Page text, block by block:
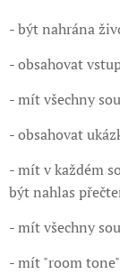
- být nahrána
- obsahovat
- mít všechny
- obsahovat
- mít v každém
být nahlas
- mít všechny
- mít "room